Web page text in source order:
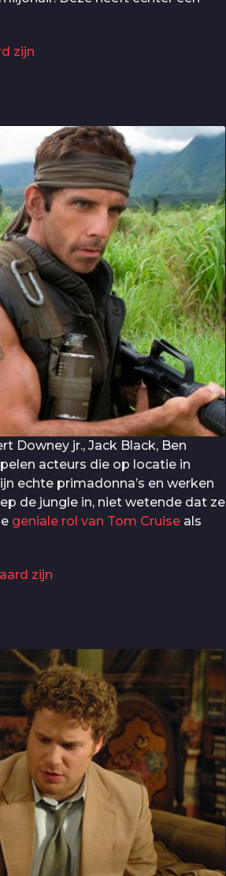
zijn
Downey jr., Jack Black, Ben
acteurs die op locatie in
echte primadonna’s en werken
de jungle in, niet wetende dat ze
geniale rol van Tom Cruise als
zijn